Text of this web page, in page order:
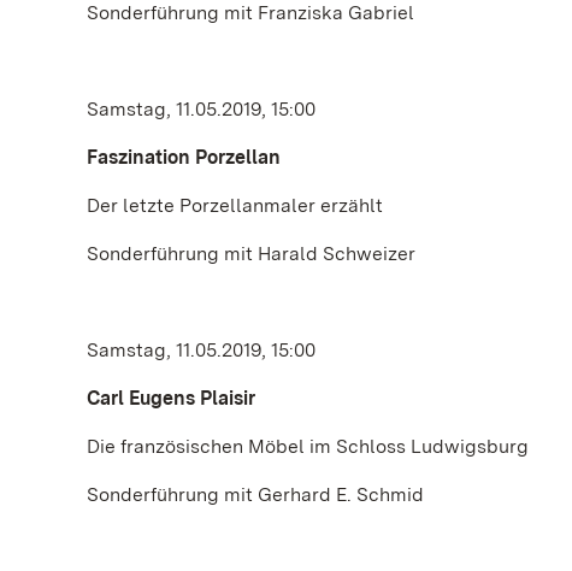
Sonderführung mit Franziska Gabriel
Samstag, 11.05.2019, 15:00
Faszination Porzellan
Der letzte Porzellanmaler erzählt
Sonderführung mit Harald Schweizer
Samstag, 11.05.2019, 15:00
Carl Eugens Plaisir
Die französischen Möbel im Schloss Ludwigsburg
Sonderführung mit Gerhard E. Schmid